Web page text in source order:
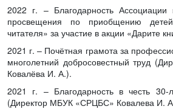
2022 г. – Благодарность Ассоциации
просвещения по приобщению
читателя» за участие в акции «Дарите
2021 г. – Почётная грамота за
многолетний добросовестный труд
Ковалёва И. А.).
2021 г. – Благодарность в честь
(Директор МБУК «СРЦБС» Ковалева И.